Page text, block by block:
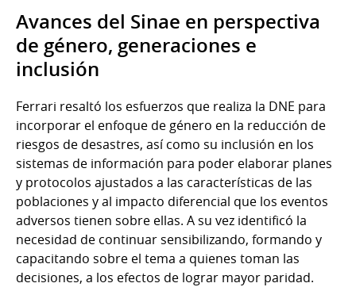
Avances del Sinae en perspectiva
de género, generaciones e
inclusión
Ferrari resaltó los esfuerzos que realiza la DNE para
incorporar el enfoque de género en la reducción de
riesgos de desastres, así como su inclusión en los
sistemas de información para poder elaborar planes
y protocolos ajustados a las características de las
poblaciones y al impacto diferencial que los eventos
adversos tienen sobre ellas. A su vez identificó la
necesidad de continuar sensibilizando, formando y
capacitando sobre el tema a quienes toman las
decisiones, a los efectos de lograr mayor paridad.